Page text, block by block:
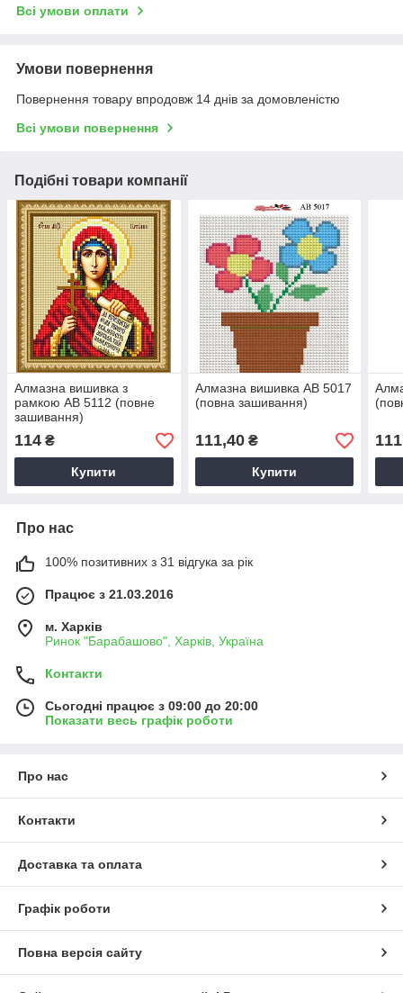
Всі умови оплати
Умови повернення
Повернення товару впродовж 14 днів за домовленістю
Всі умови повернення
Подібні товари компанії
Алмазна вишивка з
рамкою АВ 5112 (повне
зашивання)
114 ₴
Купити
Алмазна вишивка АВ 5017
(повна зашивання)
111,40₴
Купити
Про нас
100% позитивних з 31 відгука за рік
Працює з 21.03.2016
м. Харків
Ринок "Барабашово", Харків, Україна
Контакти
Сьогодні працює з 09:00 до 20:00
Показати весь графік роботи
Про нас
Контакти
Доставка та оплата
Графік роботи
Повна версія сайту